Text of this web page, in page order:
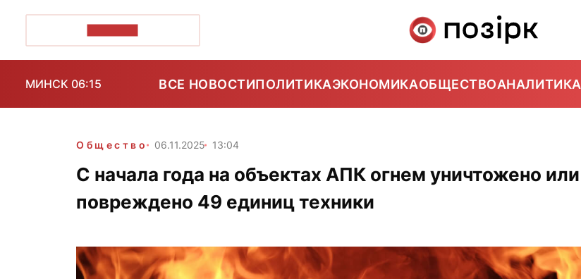
МИНСК 06:15 ВСЕ НОВОСТИПОЛИТИКАЭКОНОМИКАОБЩЕСТВОАНАЛИТИКА
Общество 06.11.2025 13:04
С начала года на объектах АПК огнем уничтожено или
повреждено 49 единиц техники